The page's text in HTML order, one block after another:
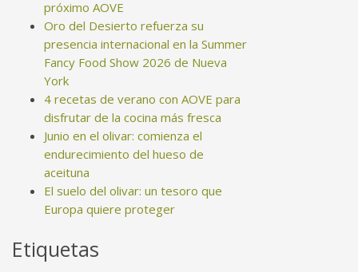
próximo AOVE
Oro del Desierto refuerza su
presencia internacional en la Summer
Fancy Food Show 2026 de Nueva
York
4 recetas de verano con AOVE para
disfrutar de la cocina más fresca
Junio en el olivar: comienza el
endurecimiento del hueso de
aceituna
El suelo del olivar: un tesoro que
Europa quiere proteger
Etiquetas